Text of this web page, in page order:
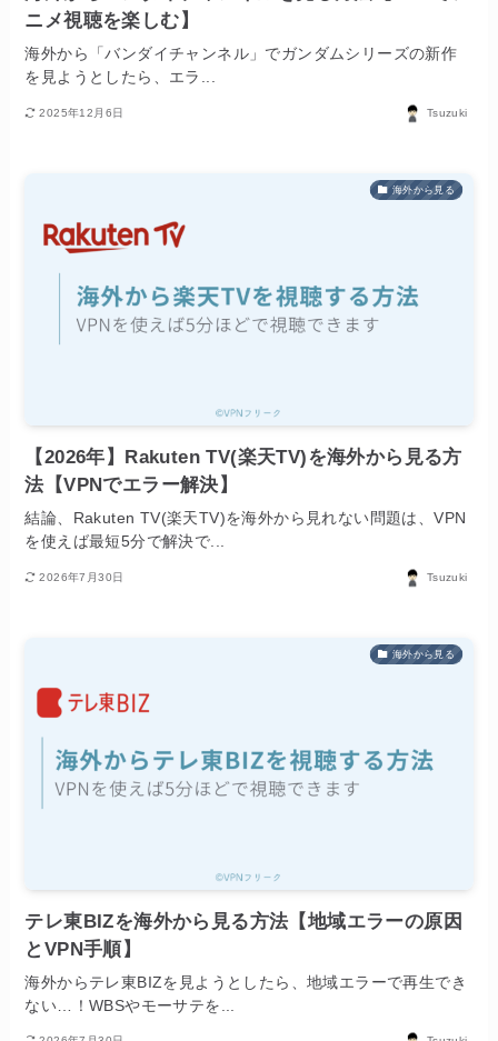
ニメ視聴を楽しむ】
海外から「バンダイチャンネル」でガンダムシリーズの新作
を見ようとしたら、エラ...
2025年12月6日 Tsuzuki
海外から見る
【2026年】Rakuten TV(楽天TV)を海外から見る方
法【VPNでエラー解決】
結論、Rakuten TV(楽天TV)を海外から見れない問題は、VPN
を使えば最短5分で解決で...
2026年7月30日 Tsuzuki
海外から見る
テレ東BIZを海外から見る方法【地域エラーの原因
とVPN手順】
海外からテレ東BIZを見ようとしたら、地域エラーで再生でき
ない…！WBSやモーサテを...